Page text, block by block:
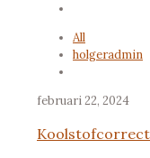
All
holgeradmin
februari 22, 2024